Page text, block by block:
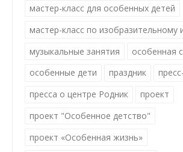
мастер-класс для особенных детей
мастер-класс по изобразительному
музыкальные занятия
особенная
особенные дети
праздник
пресса о центре Родник
проект
проект "Особенное детство"
проект «Особенная жизнь»